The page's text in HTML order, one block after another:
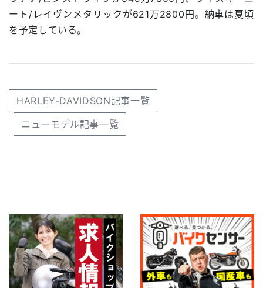
ート/レイヴンメタリックが621万2800円。納車は夏頃
を予定している。
HARLEY-DAVIDSON記事一覧
ニューモデル記事一覧